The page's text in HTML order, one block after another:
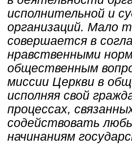
исполнительной и
организаций. Мало
совершается в
нравственными
общественным
миссии Церкви в
исполняя свой
процессах,
содействовать
начинаниям